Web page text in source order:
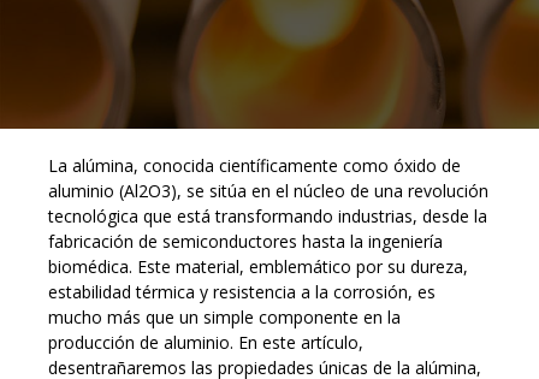
MODERNA: APLICACIONES Y
AVANCES
La alúmina, conocida científicamente como óxido de
aluminio (Al2O3), se sitúa en el núcleo de una revolución
tecnológica que está transformando industrias, desde la
fabricación de semiconductores hasta la ingeniería
biomédica. Este material, emblemático por su dureza,
estabilidad térmica y resistencia a la corrosión, es
mucho más que un simple componente en la
producción de aluminio. En este artículo,
desentrañaremos las propiedades únicas de la alúmina,